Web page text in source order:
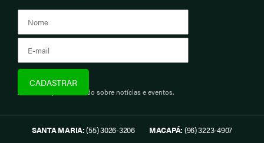
Assine e fique informado sobre notícias e eventos.
SANTA MARIA:(55) 3026-3206 MACAPÁ: (96) 3223-4907